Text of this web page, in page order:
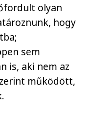
olyan
hogy
sem
is, aki nem az
működött,